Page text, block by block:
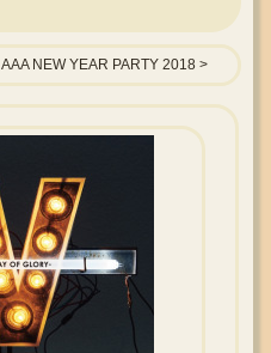
AAA NEW YEAR PARTY 2018